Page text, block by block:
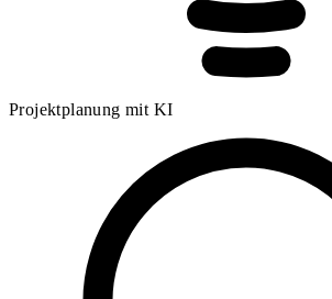
Projektplanung mit KI